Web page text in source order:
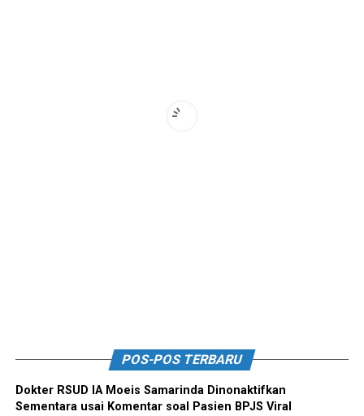
POS-POS TERBARU
Dokter RSUD IA Moeis Samarinda Dinonaktifkan
Sementara usai Komentar soal Pasien BPJS Viral